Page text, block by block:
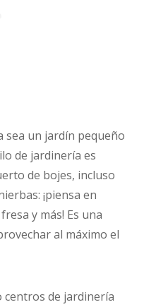
sea un jardín pequeño
de jardinería es
de bojes, incluso
¡piensa en
y más! Es una
al máximo el
centros de jardinería